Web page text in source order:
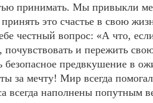
принимать. Мы привыкли
это счастье в свою
честный вопрос: «А что,
и пережить
предвкушение в
за мечту! Мир всегда
всегда наполнены попутным